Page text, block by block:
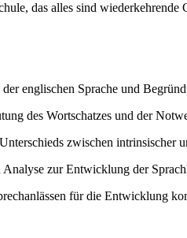
das alles sind
englischen Sprache und
des Wortschatzes und der
zwischen intrinsischer
zur Entwicklung der
für die Entwicklung